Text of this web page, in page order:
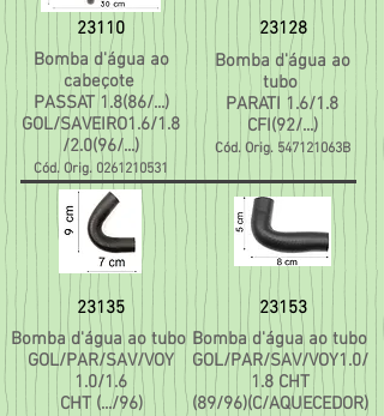
23110
Bomba d'água ao
cabeçote
PASSAT 1.8(86/...)
GOL/SAVEIRO1.6/1.8
/2.0(96/...)
Cód. Orig. 0261210531
23128
Bomba d'água ao
tubo
PARATI 1.6/1.8
CFI(92/...)
Cód. Orig. 547121063B
23135
23153
Bomba d'água ao tubo
GOL/PAR/SAV/VOY1.0/
1.8 CHT
(89/96)(C/AQUECEDOR)
Bomba d'água ao tubo
GOL/PAR/SAV/VOY
1.0/1.6
CHT (.../96)